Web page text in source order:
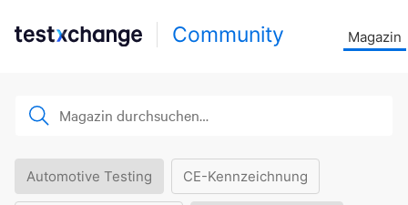
Community Magazin
Automotive Testing CE-Kennzeichnung